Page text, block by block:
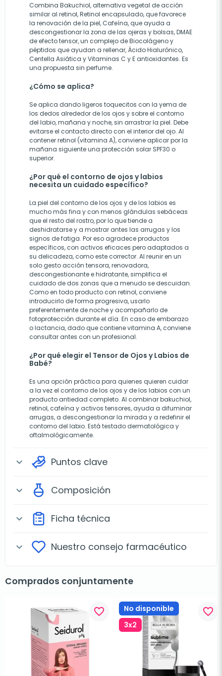
Combina Bakuchiol, alternativa vegetal de acción
similar al retinol, Retinol encapsulado, que favorece
la renovación de la piel, Cafeína, que ayuda a
descongestionar la zona de las ojeras y bolsas, DMAE
de efecto tensor, un complejo de Biocolágeno y
péptidos que ayudan a rellenar, Ácido Hialurónico,
Centella Asiática y Vitaminas C y E antioxidantes. Es
una propuesta sin perfume.
¿Cómo se aplica?
Se aplica dando ligeros toquecitos con la yema de
los dedos alrededor de los ojos y sobre el contorno
del labio, mañana y noche, sin arrastrar la piel. Debe
evitarse el contacto directo con el interior del ojo. Al
contener retinol (vitamina A), conviene aplicar por la
mañana siguiente una protección solar SPF30 o
superior.
¿Por qué el contorno de ojos y labios
necesita un cuidado específico?
La piel del contorno de los ojos y de los labios es
mucho más fina y con menos glándulas sebáceas
que el resto del rostro, por lo que tiende a
deshidratarse y a mostrar antes las arrugas y los
signos de fatiga. Por eso agradece productos
específicos, con activos eficaces pero adaptados a
su delicadeza, como este corrector. Al reunir en un
solo gesto acción tensora, renovadora,
descongestionante e hidratante, simplifica el
cuidado de dos zonas que a menudo se descuidan.
Como en todo producto con retinol, conviene
introducirlo de forma progresiva, usarlo
preferentemente de noche y acompañarlo de
fotoprotección durante el día. En caso de embarazo
o lactancia, dado que contiene vitamina A, conviene
consultar antes con un profesional.
¿Por qué elegir el Tensor de Ojos y Labios de
Babé?
Es una opción práctica para quienes quieren cuidar
a la vez el contorno de los ojos y de los labios con un
producto antiedad completo. Al combinar bakuchiol,
retinol, cafeína y activos tensores, ayuda a difuminar
arrugas, a descongestionar la mirada y a redefinir el
contorno del labio. Está testado dermatológica y
oftalmológicamente.
expand_more Puntos clave
expand_more Composición
expand_more Ficha técnica
expand_more Nuestro consejo farmacéutico
Comprados conjuntamente
favorite_border
No disponible
3x2
favorite_border